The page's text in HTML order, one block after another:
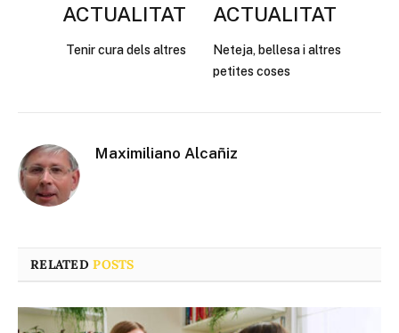
ACTUALITAT
Tenir cura dels altres
ACTUALITAT
Neteja, bellesa i altres
petites coses
Maximiliano Alcañiz
RELATEDPOSTS